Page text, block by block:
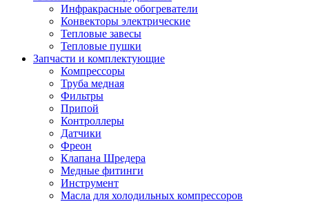
Инфракрасные обогреватели
Конвекторы электрические
Тепловые завесы
Тепловые пушки
Запчасти и комплектующие
Компрессоры
Труба медная
Фильтры
Припой
Контроллеры
Датчики
Фреон
Клапана Шредера
Медные фитинги
Инструмент
Масла для холодильных компрессоров